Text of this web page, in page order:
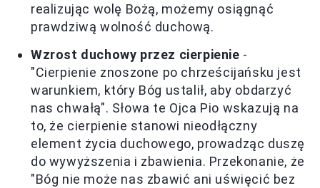
realizując wolę Bożą, możemy osiągnąć
prawdziwą wolność duchową.
Wzrost duchowy przez cierpienie -
"Cierpienie znoszone po chrześcijańsku jest
warunkiem, który Bóg ustalił, aby obdarzyć
nas chwałą". Słowa te Ojca Pio wskazują na
to, że cierpienie stanowi nieodłączny
element życia duchowego, prowadząc duszę
do wywyższenia i zbawienia. Przekonanie, że
"Bóg nie może nas zbawić ani uświęcić bez